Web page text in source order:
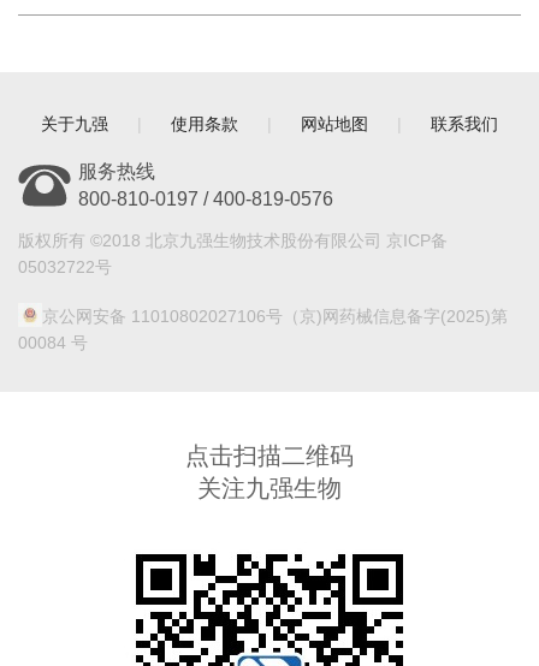
关于九强 | 使用条款 | 网站地图 | 联系我们
服务热线
800-810-0197 / 400-819-0576
版权所有 ©2018 北京九强生物技术股份有限公司 京ICP备
05032722号
京公网安备 11010802027106号 （京)网药械信息备字(2025)第
00084 号
点击扫描二维码
关注九强生物